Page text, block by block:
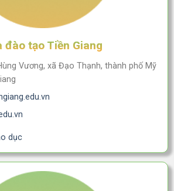
đào tạo Tiền Giang
Vương, xã Đạo Thạnh, thành phố Mỹ
dục